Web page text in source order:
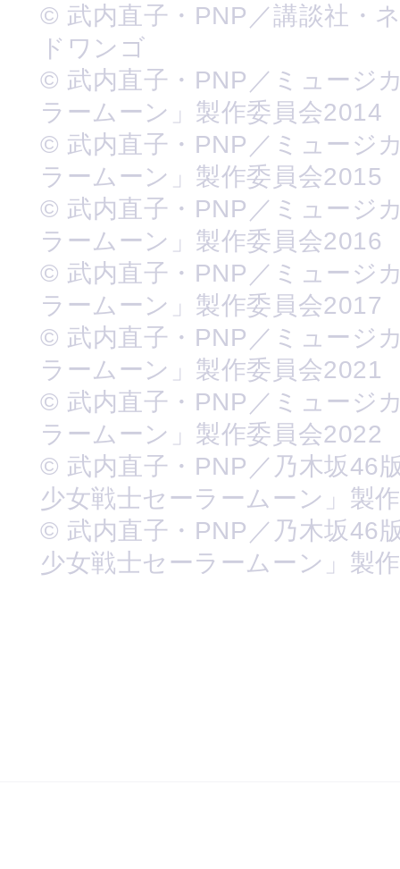
© 武内直子・PNP／講談社・
ドワンゴ
© 武内直子・PNP／ミュージ
ラームーン」製作委員会2014
© 武内直子・PNP／ミュージ
ラームーン」製作委員会2015
© 武内直子・PNP／ミュージ
ラームーン」製作委員会2016
© 武内直子・PNP／ミュージ
ラームーン」製作委員会2017
© 武内直子・PNP／ミュージ
ラームーン」製作委員会2021
© 武内直子・PNP／ミュージ
ラームーン」製作委員会2022
© 武内直子・PNP／乃木坂46
少女戦士セーラームーン」製
© 武内直子・PNP／乃木坂46
少女戦士セーラームーン」製